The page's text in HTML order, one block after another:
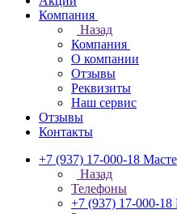
Компания
Назад
Компания
О компании
Отзывы
Реквизиты
Наш сервис
Отзывы
Контакты
+7 (937) 17-000-18
Назад
Телефоны
+7 (937) 17-000-18